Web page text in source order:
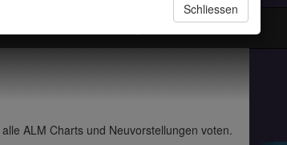
ALM Charts und Neuvorstellungen voten.
Schliessen